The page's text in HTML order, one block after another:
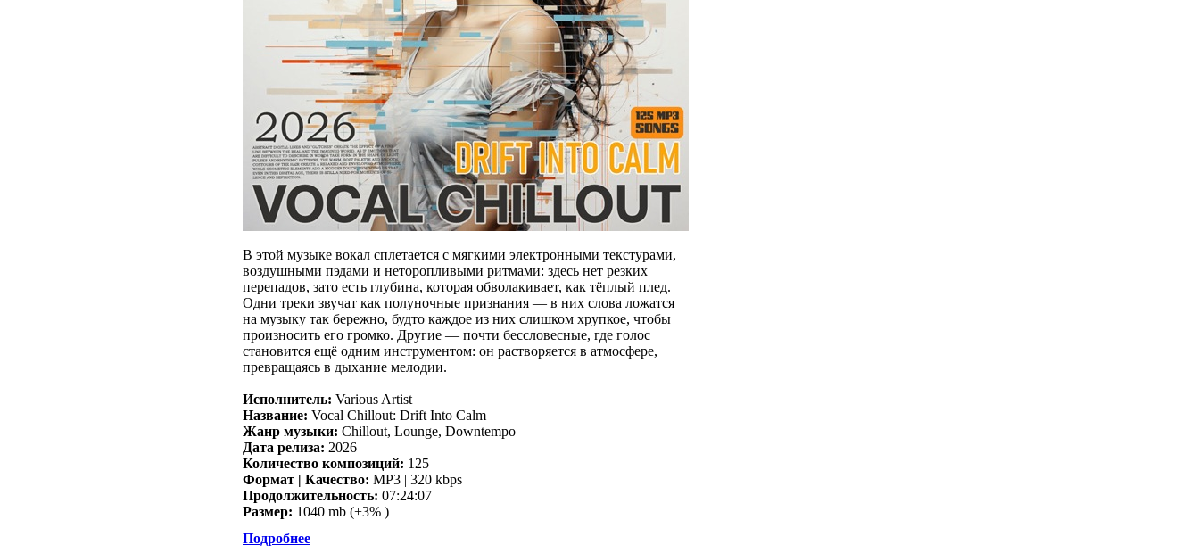
В этой музыке вокал сплетается с мягкими электронными текстурами,
воздушными пэдами и неторопливыми ритмами: здесь нет резких
перепадов, зато есть глубина, которая обволакивает, как тёплый плед.
Одни треки звучат как полуночные признания — в них слова ложатся
на музыку так бережно, будто каждое из них слишком хрупкое, чтобы
произносить его громко. Другие — почти бессловесные, где голос
становится ещё одним инструментом: он растворяется в атмосфере,
превращаясь в дыхание мелодии.
Исполнитель: Various Artist
Название: Vocal Chillout: Drift Into Calm
Жанр музыки: Chillout, Lounge, Downtempo
Дата релиза: 2026
Количество композиций: 125
Формат | Качество: MP3 | 320 kbps
Продолжительность: 07:24:07
Размер: 1040 mb (+3% )
Подробнее